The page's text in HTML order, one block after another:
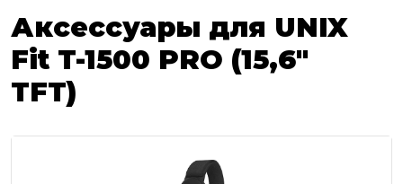
Аксессуары для UNIX
Fit T-1500 PRO (15,6"
TFT)